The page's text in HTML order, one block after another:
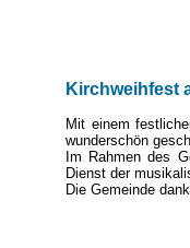
Kirchweihfest
Mit einem
wunderschön
Im Rahmen des
Dienst der
Die Gemeinde